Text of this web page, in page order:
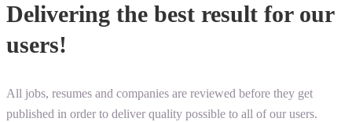
Delivering the best result for our
users!
All jobs, resumes and companies are reviewed before they get
published in order to deliver quality possible to all of our users.